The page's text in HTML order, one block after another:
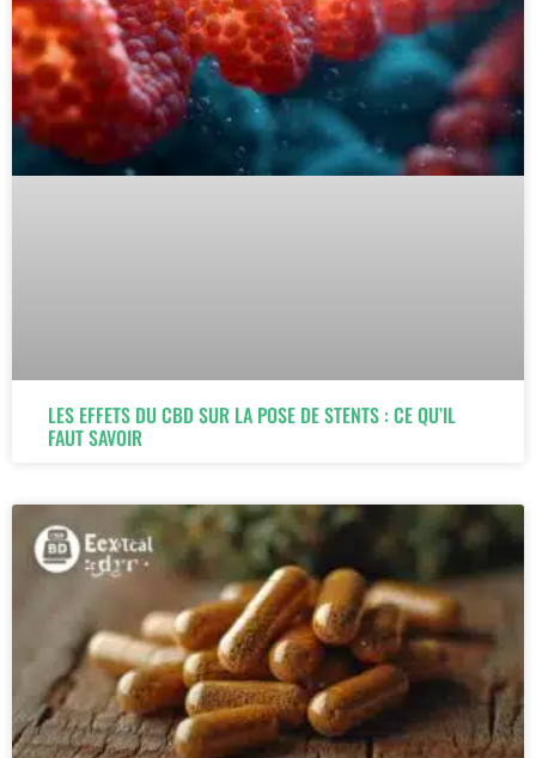
LES EFFETS DU CBD SUR LA POSE DE STENTS : CE QU’IL
FAUT SAVOIR